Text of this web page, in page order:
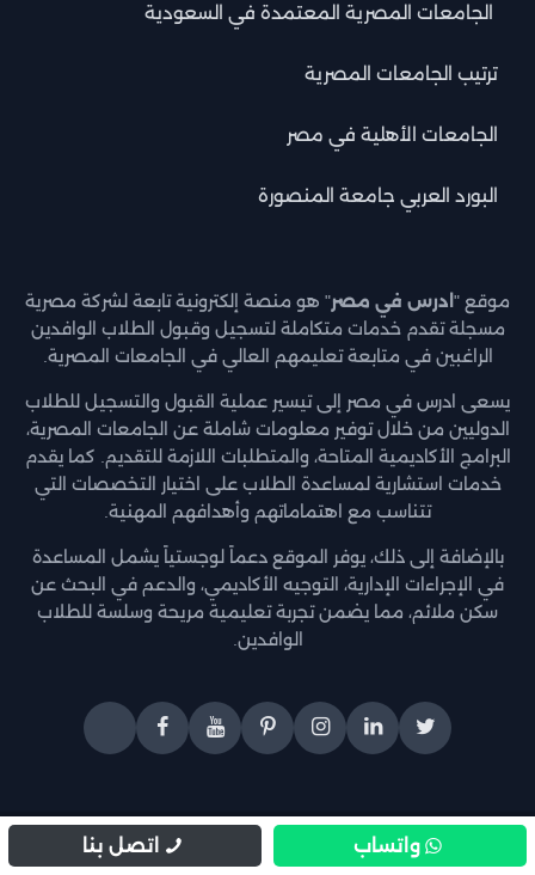
الجامعات المصرية المعتمدة في السعودية
ترتيب الجامعات المصرية
الجامعات الأهلية في مصر
البورد العربي جامعة المنصورة
موقع " ادرس في مصر" هو منصة إلكترونية تابعة لشركة مصرية
مسجلة تقدم خدمات متكاملة لتسجيل وقبول الطلاب الوافدين
الراغبين في متابعة تعليمهم العالي في الجامعات المصرية.
يسعى ادرس في مصر إلى تيسير عملية القبول والتسجيل للطلاب
الدوليين من خلال توفير معلومات شاملة عن الجامعات المصرية،
البرامج الأكاديمية المتاحة، والمتطلبات اللازمة للتقديم. كما يقدم
خدمات استشارية لمساعدة الطلاب على اختيار التخصصات التي
تتناسب مع اهتماماتهم وأهدافهم المهنية.
بالإضافة إلى ذلك، يوفر الموقع دعماً لوجستياً يشمل المساعدة
في الإجراءات الإدارية، التوجيه الأكاديمي، والدعم في البحث عن
سكن ملائم، مما يضمن تجربة تعليمية مريحة وسلسة للطلاب
الوافدين.
جميع الحقوق محفوظة © 2026 -
ادرس في مصر
واتساب اتصل بنا